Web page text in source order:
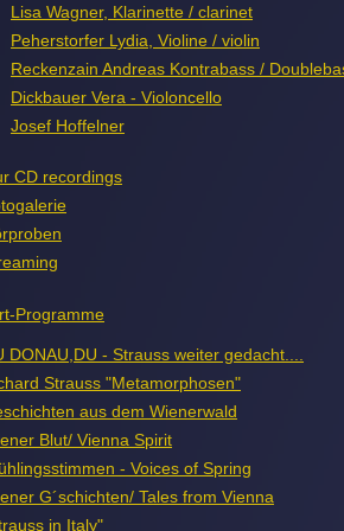
Lisa Wagner, Klarinette / clarinet
Peherstorfer Lydia, Violine / violin
Reckenzain Andreas Kontrabass /
Dickbauer Vera - Violoncello
Josef Hoffelner
CD recordings
Programme
DONAU,DU - Strauss weiter gedacht....
Strauss "Metamorphosen"
aus dem Wienerwald
Blut/ Vienna Spirit
- Voices of Spring
G´schichten/ Tales from Vienna
in Italy"